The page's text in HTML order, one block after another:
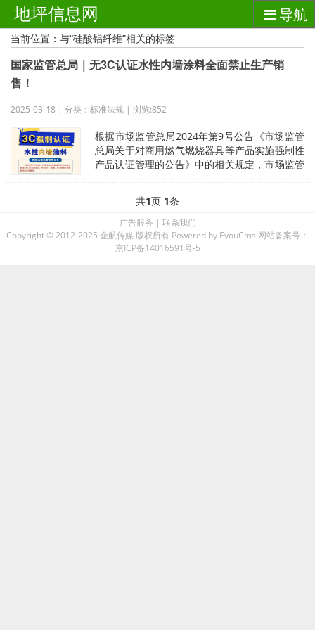
地坪信息网 导航
当前位置：与“硅酸铝纤维”相关的标签
国家监管总局｜无3C认证水性内墙涂料全面禁止生产销
售！
2025-03-18 | 分类：标准法规 | 浏览:852
根据市场监管总局2024年第9号公告《市场监管
总局关于对商用燃气燃烧器具等产品实施强制性
产品认证管理的公告》中的相关规定，市场监管
共1页 1条
广告服务 | 联系我们
Copyright © 2012-2025 企航传媒 版权所有 Powered by EyouCms 网站备案号：
京ICP备14016591号-5